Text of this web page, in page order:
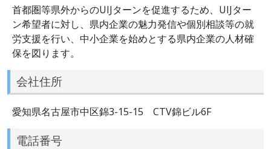
首都圏等県外からのUIJターンを促進するため、UIJター
ン希望者に対し、県内企業の魅力発信や個別相談等の就
労支援を行い、中小企業を始めとする県内企業の人材確
保を図ります。
会社住所
愛知県名古屋市中区錦3-15-15 CTV錦ビル6F
電話番号